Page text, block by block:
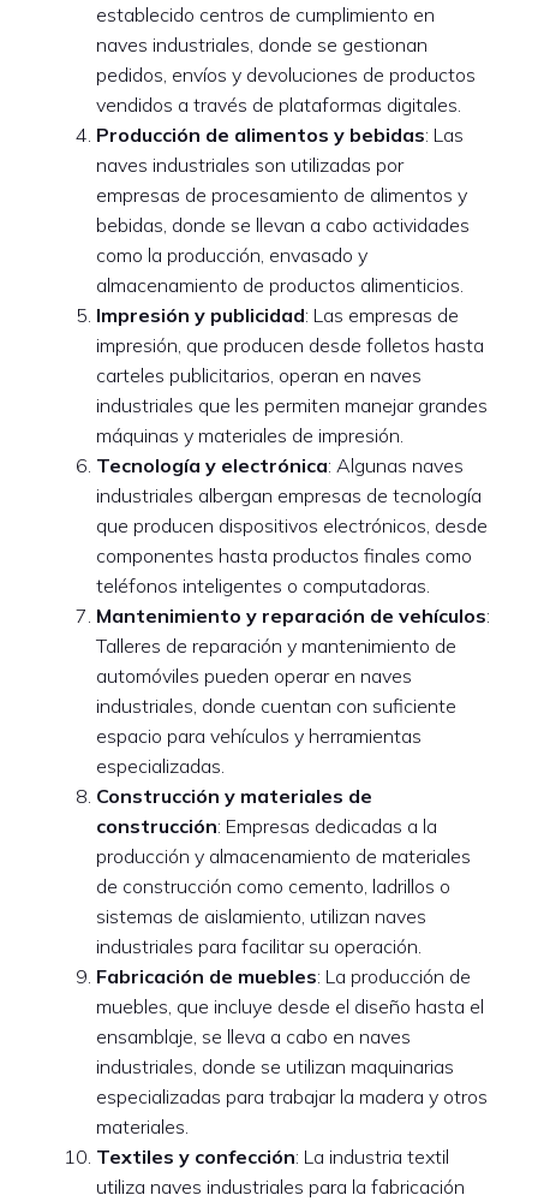
establecido centros de cumplimiento en
naves industriales, donde se gestionan
pedidos, envíos y devoluciones de productos
vendidos a través de plataformas digitales.
Producción de alimentos y bebidas: Las
naves industriales son utilizadas por
empresas de procesamiento de alimentos y
bebidas, donde se llevan a cabo actividades
como la producción, envasado y
almacenamiento de productos alimenticios.
Impresión y publicidad: Las empresas de
impresión, que producen desde folletos hasta
carteles publicitarios, operan en naves
industriales que les permiten manejar grandes
máquinas y materiales de impresión.
Tecnología y electrónica: Algunas naves
industriales albergan empresas de tecnología
que producen dispositivos electrónicos, desde
componentes hasta productos finales como
teléfonos inteligentes o computadoras.
Mantenimiento y reparación de vehículos:
Talleres de reparación y mantenimiento de
automóviles pueden operar en naves
industriales, donde cuentan con suficiente
espacio para vehículos y herramientas
especializadas.
Construcción y materiales de
construcción: Empresas dedicadas a la
producción y almacenamiento de materiales
de construcción como cemento, ladrillos o
sistemas de aislamiento, utilizan naves
industriales para facilitar su operación.
Fabricación de muebles: La producción de
muebles, que incluye desde el diseño hasta el
ensamblaje, se lleva a cabo en naves
industriales, donde se utilizan maquinarias
especializadas para trabajar la madera y otros
materiales.
Textiles y confección: La industria textil
utiliza naves industriales para la fabricación